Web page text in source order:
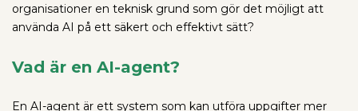
organisationer en teknisk grund som gör det möjligt att
använda AI på ett säkert och effektivt sätt?
Vad är en AI-agent?
En AI-agent är ett system som kan utföra uppgifter mer